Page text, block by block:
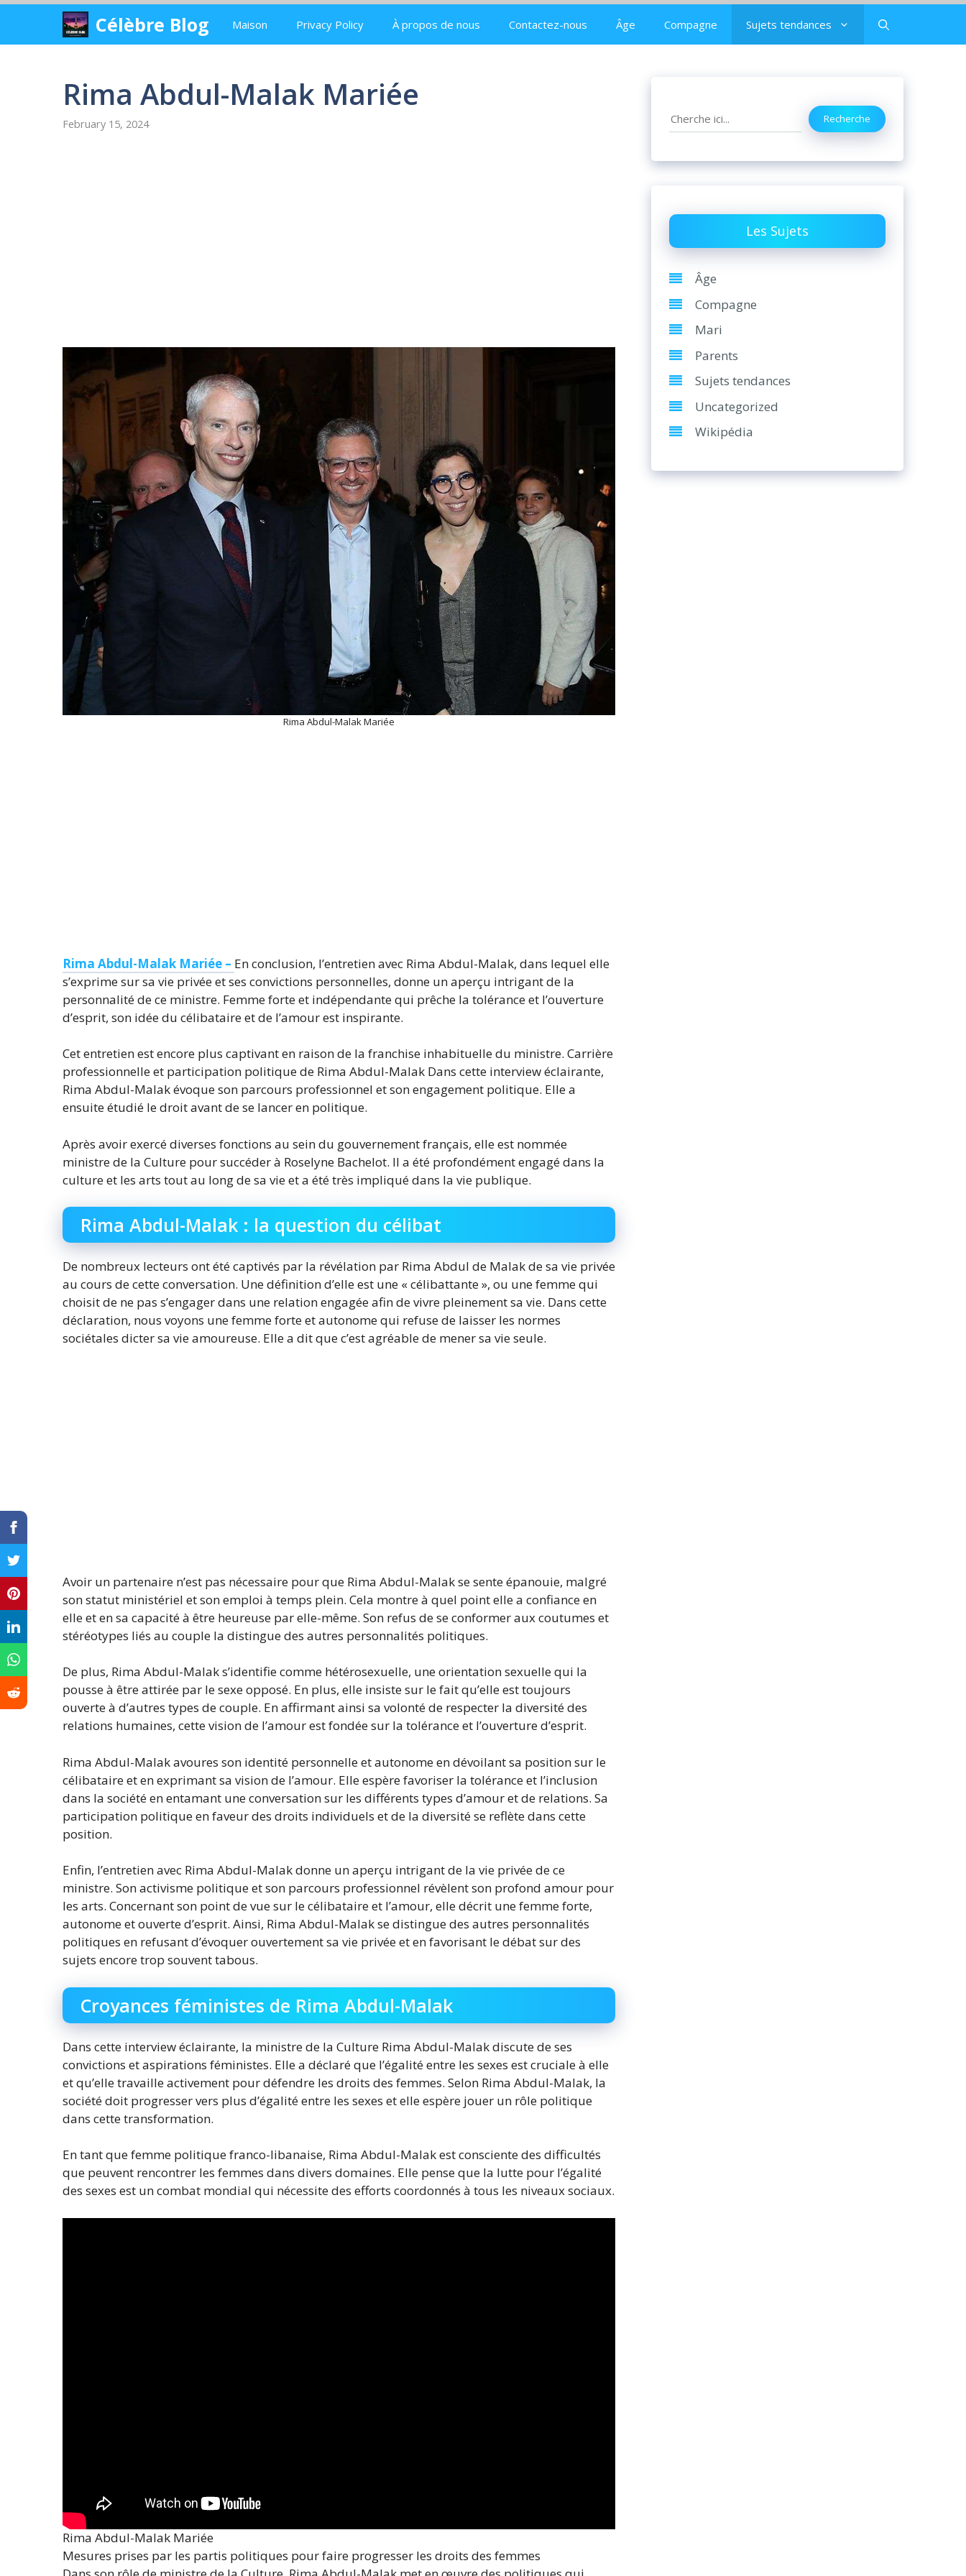
content
Célèbre Blog Maison Privacy Policy À propos de nous Contactez-nous Âge Compagne Sujets tendances
Rima Abdul-Malak Mariée
February 15, 2024
Rima Abdul-Malak Mariée
Rima Abdul-Malak Mariée – En conclusion, l’entretien avec Rima Abdul-Malak, dans lequel elle
s’exprime sur sa vie privée et ses convictions personnelles, donne un aperçu intrigant de la
personnalité de ce ministre. Femme forte et indépendante qui prêche la tolérance et l’ouverture
d’esprit, son idée du célibataire et de l’amour est inspirante.
Cet entretien est encore plus captivant en raison de la franchise inhabituelle du ministre. Carrière
professionnelle et participation politique de Rima Abdul-Malak Dans cette interview éclairante,
Rima Abdul-Malak évoque son parcours professionnel et son engagement politique. Elle a
ensuite étudié le droit avant de se lancer en politique.
Après avoir exercé diverses fonctions au sein du gouvernement français, elle est nommée
ministre de la Culture pour succéder à Roselyne Bachelot. Il a été profondément engagé dans la
culture et les arts tout au long de sa vie et a été très impliqué dans la vie publique.
Rima Abdul-Malak : la question du célibat
De nombreux lecteurs ont été captivés par la révélation par Rima Abdul de Malak de sa vie privée
au cours de cette conversation. Une définition d’elle est une « célibattante », ou une femme qui
choisit de ne pas s’engager dans une relation engagée afin de vivre pleinement sa vie. Dans cette
déclaration, nous voyons une femme forte et autonome qui refuse de laisser les normes
sociétales dicter sa vie amoureuse. Elle a dit que c’est agréable de mener sa vie seule.
Avoir un partenaire n’est pas nécessaire pour que Rima Abdul-Malak se sente épanouie, malgré
son statut ministériel et son emploi à temps plein. Cela montre à quel point elle a confiance en
elle et en sa capacité à être heureuse par elle-même. Son refus de se conformer aux coutumes et
stéréotypes liés au couple la distingue des autres personnalités politiques.
De plus, Rima Abdul-Malak s’identifie comme hétérosexuelle, une orientation sexuelle qui la
pousse à être attirée par le sexe opposé. En plus, elle insiste sur le fait qu’elle est toujours
ouverte à d’autres types de couple. En affirmant ainsi sa volonté de respecter la diversité des
relations humaines, cette vision de l’amour est fondée sur la tolérance et l’ouverture d’esprit.
Rima Abdul-Malak avoures son identité personnelle et autonome en dévoilant sa position sur le
célibataire et en exprimant sa vision de l’amour. Elle espère favoriser la tolérance et l’inclusion
dans la société en entamant une conversation sur les différents types d’amour et de relations. Sa
participation politique en faveur des droits individuels et de la diversité se reflète dans cette
position.
Enfin, l’entretien avec Rima Abdul-Malak donne un aperçu intrigant de la vie privée de ce
ministre. Son activisme politique et son parcours professionnel révèlent son profond amour pour
les arts. Concernant son point de vue sur le célibataire et l’amour, elle décrit une femme forte,
autonome et ouverte d’esprit. Ainsi, Rima Abdul-Malak se distingue des autres personnalités
politiques en refusant d’évoquer ouvertement sa vie privée et en favorisant le débat sur des
sujets encore trop souvent tabous.
Croyances féministes de Rima Abdul-Malak
Dans cette interview éclairante, la ministre de la Culture Rima Abdul-Malak discute de ses
convictions et aspirations féministes. Elle a déclaré que l’égalité entre les sexes est cruciale à elle
et qu’elle travaille activement pour défendre les droits des femmes. Selon Rima Abdul-Malak, la
société doit progresser vers plus d’égalité entre les sexes et elle espère jouer un rôle politique
dans cette transformation.
En tant que femme politique franco-libanaise, Rima Abdul-Malak est consciente des difficultés
que peuvent rencontrer les femmes dans divers domaines. Elle pense que la lutte pour l’égalité
des sexes est un combat mondial qui nécessite des efforts coordonnés à tous les niveaux sociaux.
Rima Abdul-Malak Mariée
Mesures prises par les partis politiques pour faire progresser les droits des femmes
Search Recherche
Les Sujets
Âge
Compagne
Mari
Parents
Sujets tendances
Uncategorized
Wikipédia